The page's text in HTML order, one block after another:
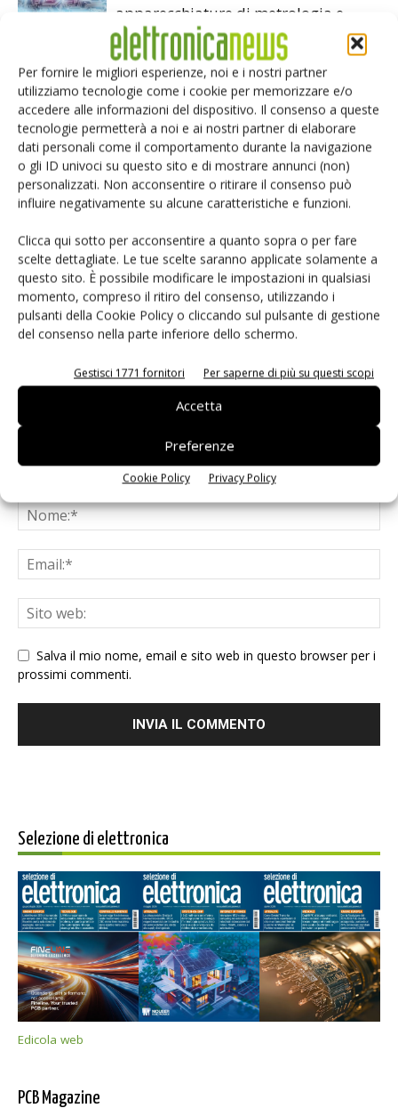
Per fornire le migliori esperienze, noi e i nostri partner
utilizziamo tecnologie come i cookie per memorizzare e/o
accedere alle informazioni del dispositivo. Il consenso a queste
tecnologie permetterà a noi e ai nostri partner di elaborare
dati personali come il comportamento durante la navigazione
o gli ID univoci su questo sito e di mostrare annunci (non)
personalizzati. Non acconsentire o ritirare il consenso può
influire negativamente su alcune caratteristiche e funzioni.
Clicca qui sotto per acconsentire a quanto sopra o per fare
scelte dettagliate. Le tue scelte saranno applicate solamente a
questo sito. È possibile modificare le impostazioni in qualsiasi
momento, compreso il ritiro del consenso, utilizzando i
pulsanti della Cookie Policy o cliccando sul pulsante di gestione
del consenso nella parte inferiore dello schermo.
Gestisci 1771 fornitori Per saperne di più su questi scopi
Accetta
Preferenze
Cookie Policy Privacy Policy
apparecchiature di metrologia e
ispezione
Assemblaggio componenti
elettronici: cresce mercato saldatura
Apparecchiature di test per
l’assemblaggio: vince Advantest
LASCIA UN COMMENTO
Salva il mio nome, email e sito web in questo browser per i
prossimi commenti.
Selezione di elettronica
Edicola web
PCB Magazine